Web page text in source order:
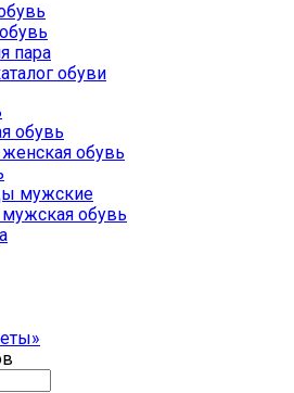
пара
обуви
обувь
обувь
мужские
обувь